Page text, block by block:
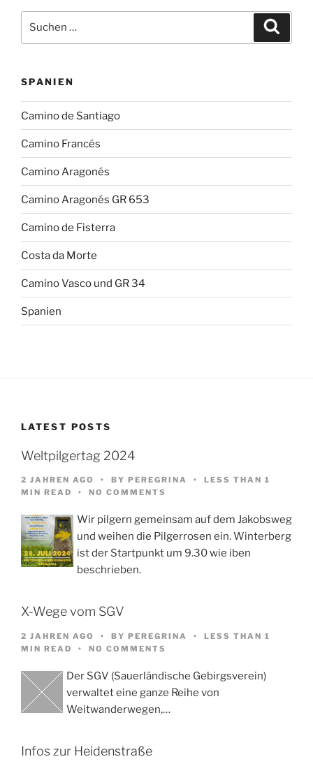
nach:
SPANIEN
Camino de Santiago
Camino Francés
Camino Aragonés
Camino Aragonés GR 653
Camino de Fisterra
Costa da Morte
Camino Vasco und GR 34
Spanien
LATEST POSTS
Weltpilgertag 2024
2 JAHREN AGO BY PEREGRINA
LESS THAN 1
MIN READ
NO COMMENTS
Wir pilgern gemeinsam auf dem Jakobsweg
und weihen die Pilgerrosen ein. Winterberg
ist der Startpunkt um 9.30 wie iben
beschrieben.
X-Wege vom SGV
2 JAHREN AGO BY PEREGRINA
LESS THAN 1
MIN READ
NO COMMENTS
Der SGV (Sauerländische Gebirgsverein)
verwaltet eine ganze Reihe von
Weitwanderwegen,…
Infos zur Heidenstraße